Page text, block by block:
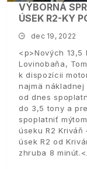
VÝBORNÁ
ÚSEK R2-KY
dec 19, 2022
<p>Nových
Lovinobaňa,
k dispozícii
najmä
od dnes
do 3,5 tony a
spoplatniť
úseku R2
úsek R2 od
zhruba 8